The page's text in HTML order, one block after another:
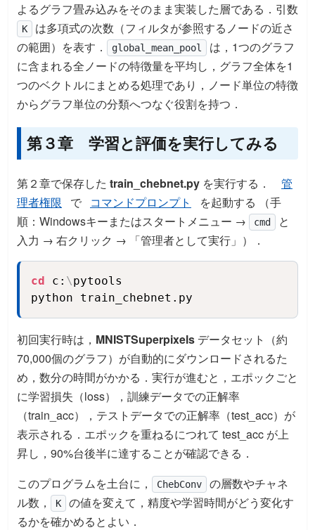
よるグラフ畳み込みをそのまま実装した層である．引数
K
は多項式の次数（フィルタが参照するノードの近さ
の範囲）を表す．
global_mean_pool
は，1つのグラフ
に含まれる全ノードの特徴量を平均し，グラフ全体を1
つのベクトルにまとめる処理であり，ノード単位の特徴
からグラフ単位の分類へつなぐ役割を持つ．
第３章 学習と評価を実行してみる
第２章で保存した train_chebnet.py を実行する．
管
理者権限
で コマンドプロンプト
を起動する （手
順：Windowsキーまたはスタートメニュー →
cmd
と
入力 → 右クリック → 「管理者として実行」）．
cd c: \pytools
python train_chebnet.py
初回実行時は， MNISTSuperpixels データセット（約
70,000個のグラフ）が自動的にダウンロードされるた
め，数分の時間がかかる．実行が進むと，エポックごと
に学習損失（loss），訓練データでの正解率
（train_acc），テストデータでの正解率（test_acc）が
表示される．エポックを重ねるにつれて test_acc が上
昇し，90%台後半に達することが確認できる．
このプログラムを土台に，
ChebConv
の層数やチャネ
ル数，
K
の値を変えて，精度や学習時間がどう変化す
るかを確かめるとよい．